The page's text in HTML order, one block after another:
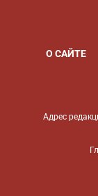
О САЙТЕ
Адрес